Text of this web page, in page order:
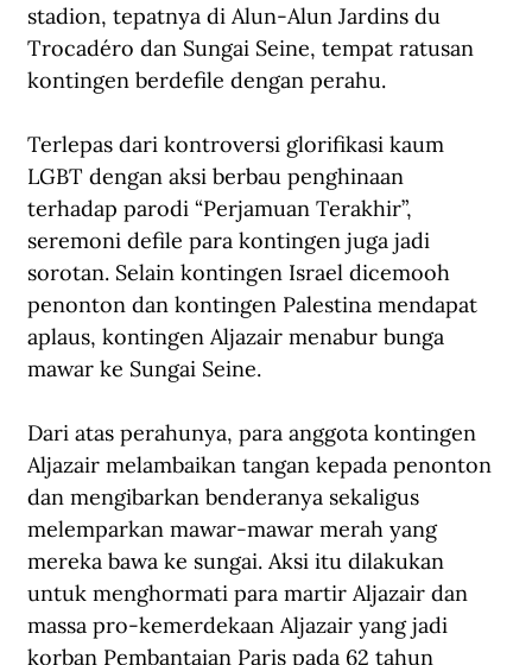
stadion, tepatnya di Alun-Alun Jardins du
Trocadéro dan Sungai Seine, tempat ratusan
kontingen berdefile dengan perahu.
Terlepas dari kontroversi glorifikasi kaum
LGBT dengan aksi berbau penghinaan
terhadap parodi “Perjamuan Terakhir”,
seremoni defile para kontingen juga jadi
sorotan. Selain kontingen Israel dicemooh
penonton dan kontingen Palestina mendapat
aplaus, kontingen Aljazair menabur bunga
mawar ke Sungai Seine.
Dari atas perahunya, para anggota kontingen
Aljazair melambaikan tangan kepada penonton
dan mengibarkan benderanya sekaligus
melemparkan mawar-mawar merah yang
mereka bawa ke sungai. Aksi itu dilakukan
untuk menghormati para martir Aljazair dan
massa pro-kemerdekaan Aljazair yang jadi
korban Pembantaian Paris pada 62 tahun